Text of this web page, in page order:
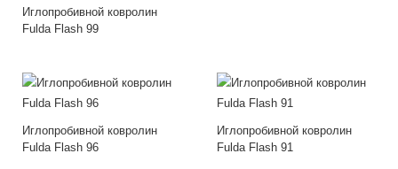
Иглопробивной ковролин
Fulda Flash 99
Иглопробивной ковролин
Fulda Flash 96
Иглопробивной ковролин
Fulda Flash 91